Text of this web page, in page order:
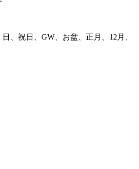
、祝日、GW、お盆、正月、12月、